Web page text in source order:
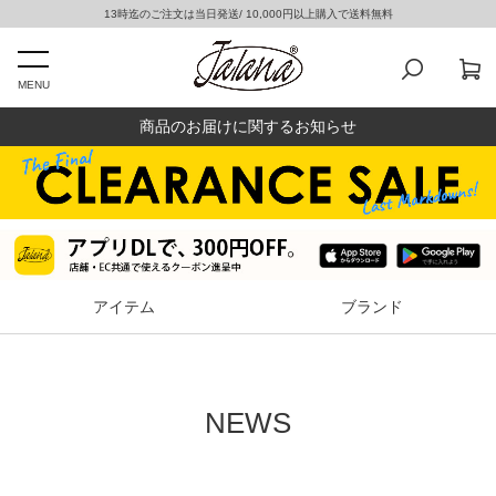
13時迄のご注文は当日発送/ 10,000円以上購入で送料無料
MENU
商品のお届けに関するお知らせ
アイテム ブランド
NEWS